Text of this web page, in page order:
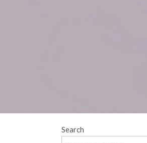
Search